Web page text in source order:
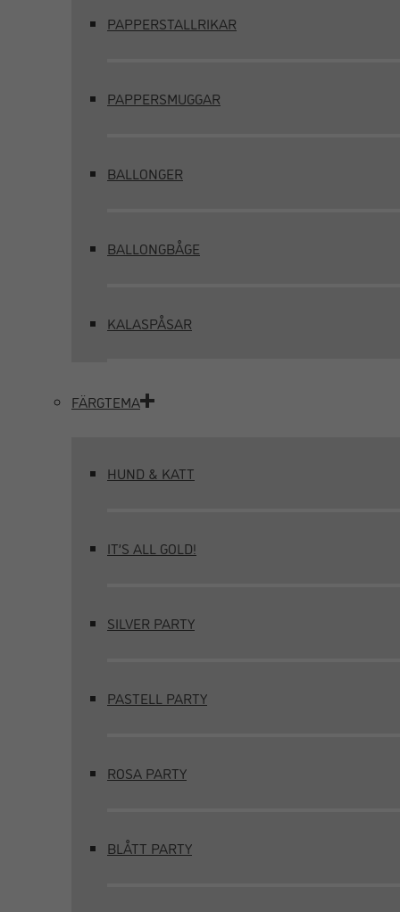
PAPPERSTALLRIKAR
PAPPERSMUGGAR
BALLONGER
BALLONGBÅGE
KALASPÅSAR
FÄRGTEMA
HUND & KATT
IT’S ALL GOLD!
SILVER PARTY
PASTELL PARTY
ROSA PARTY
BLÅTT PARTY